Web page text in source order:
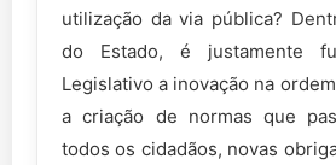
utilização da via pública?
do Estado, é justamente
Legislativo a inovação na
a criação de normas que
todos os cidadãos, novas